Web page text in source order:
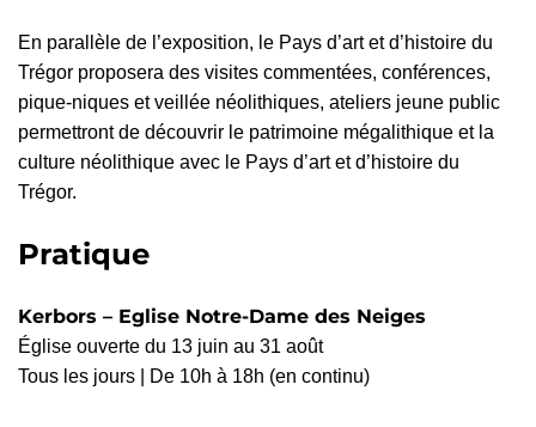
En parallèle de l’exposition, le Pays d’art et d’histoire du
Trégor proposera des visites commentées, conférences,
pique-niques et veillée néolithiques, ateliers jeune public
permettront de découvrir le patrimoine mégalithique et la
culture néolithique avec le Pays d’art et d’histoire du
Trégor.
Pratique
Kerbors – Eglise Notre-Dame des Neiges
Église ouverte du 13 juin au 31 août
Tous les jours | De 10h à 18h (en continu)